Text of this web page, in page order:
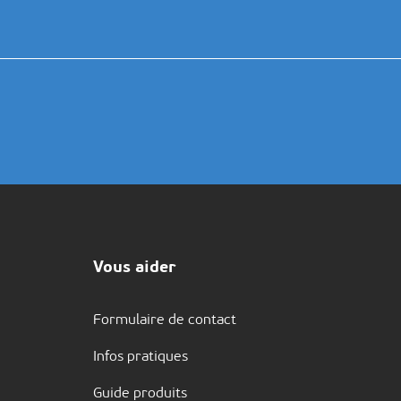
Vous aider
Formulaire de contact
Infos pratiques
Guide produits